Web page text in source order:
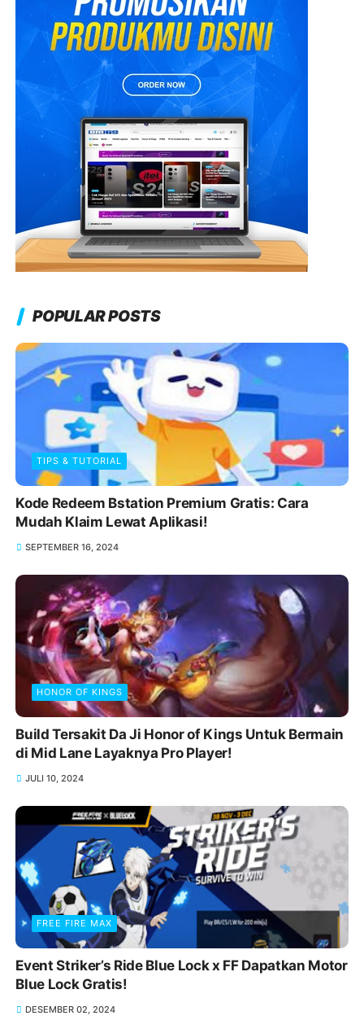
POPULAR POSTS
TIPS & TUTORIAL
Kode Redeem Bstation Premium Gratis: Cara
Mudah Klaim Lewat Aplikasi!
SEPTEMBER 16, 2024
HONOR OF KINGS
Build Tersakit Da Ji Honor of Kings Untuk Bermain
di Mid Lane Layaknya Pro Player!
JULI 10, 2024
FREE FIRE MAX
Event Striker’s Ride Blue Lock x FF Dapatkan Motor
Blue Lock Gratis!
DESEMBER 02, 2024